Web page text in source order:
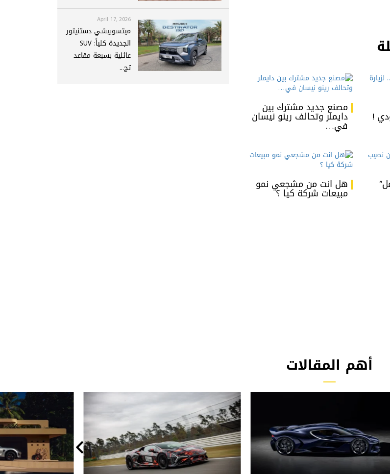
!
مصنع جديد مشترك بين
دايملر وتحالف رينو نيسان
في…
هل انت من مشجعي نمو
مبيعات شركة كيا ؟
April 17, 2026
ميتسوبيشي دستنيتور
الجديدة كلياً: SUV
عائلية بسبعة مقاعد
تج...
أهم المقالات